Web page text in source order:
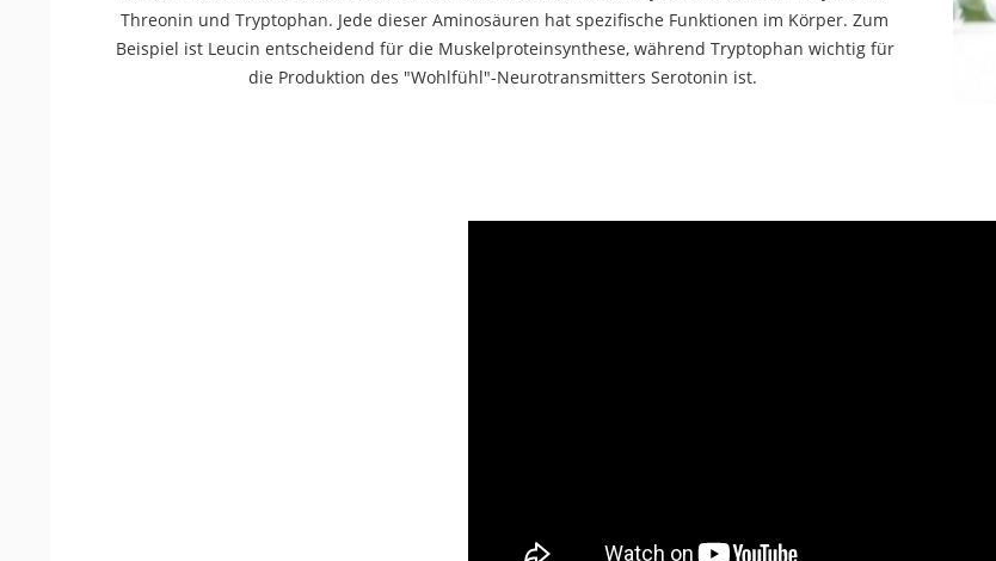
Threonin und Tryptophan. Jede dieser Aminosäuren hat spezifische Funktionen im Körper. Zum
Beispiel ist Leucin entscheidend für die Muskelproteinsynthese, während Tryptophan wichtig für
die Produktion des "Wohlfühl"-Neurotransmitters Serotonin ist.